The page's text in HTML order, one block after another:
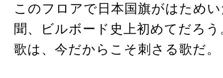
このフロアで日本国旗がはため
聞、ビルボード史上初めてだろ
歌は、今だからこそ刺さる歌だ。